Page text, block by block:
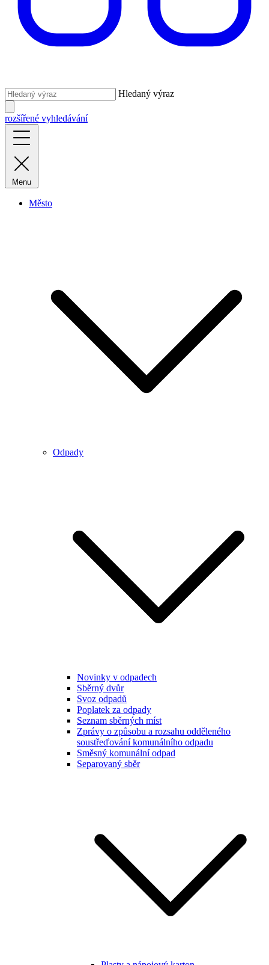
Hledaný výraz
rozšířené vyhledávání
Menu
Město
Odpady
Novinky v odpadech
Sběrný dvůr
Svoz odpadů
Poplatek za odpady
Seznam sběrných míst
Zprávy o způsobu a rozsahu odděleného
soustřeďování komunálního odpadu
Směsný komunální odpad
Separovaný sběr